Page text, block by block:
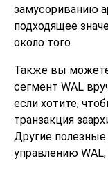
замусориванию
подходящее
около того.
Также вы
сегмент WAL
если хотите,
транзакция
Другие
управлению